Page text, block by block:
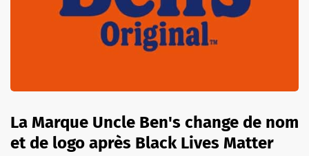
La Marque Uncle Ben's change de nom
et de logo après Black Lives Matter